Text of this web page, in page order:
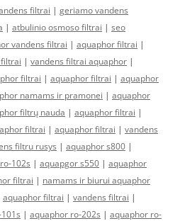
filtrai | geriamo vandens
| atbulinio osmoso filtrai | seo
vandens filtrai | aquaphor filtrai |
| vandens filtrai aquaphor |
filtrai | aquaphor filtrai | aquaphor
namams ir pramonei | aquaphor
filtrų nauda | aquaphor filtrai |
filtrai | aquaphor filtrai | vandens
filtru rusys | aquaphor s800 |
102s | aquapgor s550 | aquaphor
filtrai | namams ir biurui aquaphor
aquaphor filtrai | vandens filtrai |
| aquaphor ro-202s | aquaphor ro-